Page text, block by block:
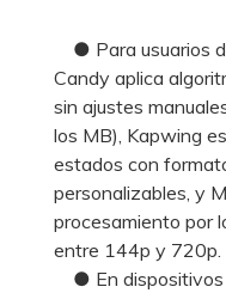
● Para usuarios
Candy aplica
sin ajustes
los MB), Kapwing
estados con
personalizables, y
procesamiento por
entre 144p y 720p.
● En dispositivos